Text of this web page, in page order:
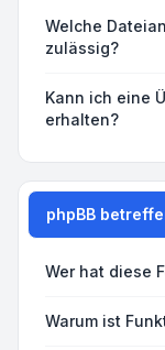
Welche
zulässig?
Kann ich eine
erhalten?
phpBB
Wer hat diese
Warum ist